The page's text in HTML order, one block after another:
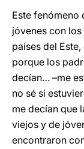
Este fenómeno
jóvenes con
países del
porque los
decían… –me
no sé si
me decían que
viejos y de
encontraron